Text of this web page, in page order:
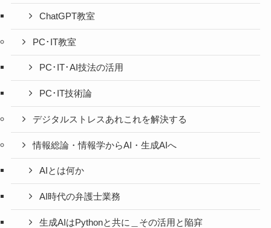
ChatGPT教室
PC･IT教室
PC･IT･AI技法の活用
PC･IT技術論
デジタルストレスあれこれを解決する
情報総論・情報学からAI・生成AIへ
AIとは何か
AI時代の弁護士業務
生成AIはPythonと共に＿その活用と陥穽